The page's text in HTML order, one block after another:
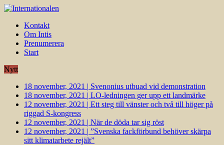
Kontakt
Om Intis
Prenumerera
Start
Nytt
18 november, 2021 | Svenonius utbuad vid demonstration
18 november, 2021 | LO-ledningen ger upp ett landmärke
12 november, 2021 | Ett steg till vänster och två till höger på
riggad S-kongress
12 november, 2021 | När de döda tar sig röst
12 november, 2021 | ”Svenska fackförbund behöver skärpa
sitt klimatarbete rejält”